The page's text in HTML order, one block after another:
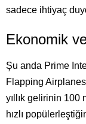
sadece ihtiyaç
Ekonomik
Şu anda Prime
Flapping
yıllık gelirinin 100
hızlı